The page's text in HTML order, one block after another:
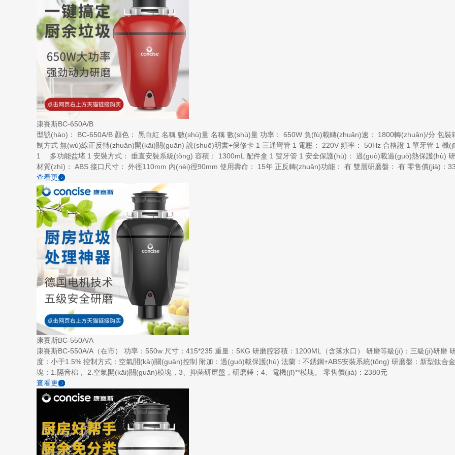
康賽斯BC-650A/B
型號(hào)： BC-650A/B 顏色： 黑白紅 名稱 數(shù)量 名稱 數(shù)量 功率： 650W 負(fù)載轉(zhuǎn)速： 1800轉(zhuǎn)/分 包
制方式 無(wú)線正反轉(zhuǎn)開(kāi)關(guān) 說(shuō)明書+保修卡 1 三通彎管 1 電壓： 220V 頻率： 50Hz 合格證 1 單牙管 1
1 多功能盆堵 1 安裝方式： 垂直安裝系統(tǒng) 容積： 1300mL 配件盒 1 雙牙管 1 安全保護(hù)： 過(guò)載過(guò)熱保護(hù)
材質(zhì)： ABS 接口尺寸： 外徑110mm 內(nèi)徑90mm 使用壽命： 15年 正反轉(zhuǎn)功能： 有 雙層研磨盤： 有 零售價(jià)：
查看更多
康賽斯BC-550A/A
康賽斯BC-550A/A（在市） 功率：550w 尺寸：415*235 重量：5KG 研磨腔容積：1200ML（含落水口） 研磨等級(jí)：三級(jí)研磨
度：小于1.5% 控制方式：空氣開(kāi)關(guān)控制 附加：過(guò)載保護(hù) 法蘭：不銹鋼+ABS安裝系統(tǒng) 研磨盤：新型鈦
塊：1.隔音棉， 2.空氣開(kāi)關(guān)模塊，3、抑菌研磨盤，研磨錘；4、電機(jī)**模塊。 零售價(jià)：2380元
查看更多